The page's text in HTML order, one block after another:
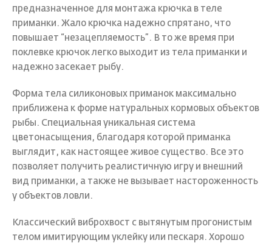
предназначенное для монтажа крючка в теле
приманки. Жало крючка надежно спрятано, что
повышает “незацепляемость”. В то же время при
поклевке крючок легко выходит из тела приманки и
надежно засекает рыбу.
Форма тела силиконовых приманок максимально
приближена к форме натуральных кормовых объектов
рыбы. Специальная уникальная система
цветонасыщения, благодаря которой приманка
выглядит, как настоящее живое существо. Все это
позволяет получить реалистичную игру и внешний
вид приманки, а также не вызывает настороженность
у объектов ловли.
Классический виброхвост с вытянутым прогонистым
телом имитирующим уклейку или пескаря. Хорошо